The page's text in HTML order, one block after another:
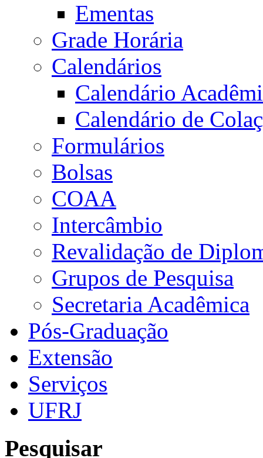
Ementas
Grade Horária
Calendários
Calendário
Calendário de
Formulários
Bolsas
COAA
Intercâmbio
Revalidação de
Grupos de Pesquisa
Secretaria Acadêmica
Pós-Graduação
Extensão
Serviços
UFRJ
Pesquisar